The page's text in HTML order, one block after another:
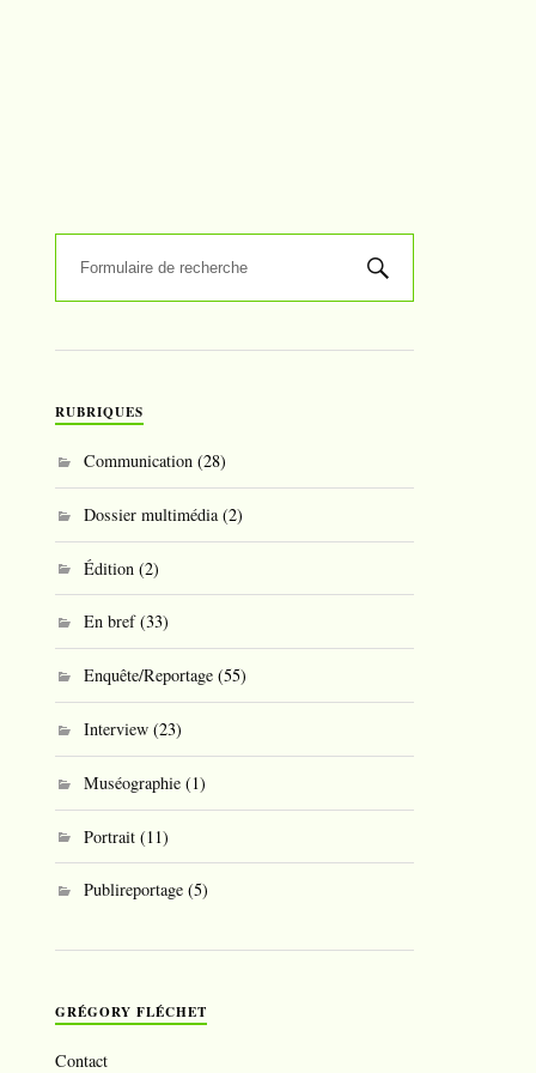
RUBRIQUES
Communication (28)
Dossier multimédia (2)
Édition (2)
En bref(33)
Enquête/Reportage (55)
Interview (23)
Muséographie (1)
Portrait (11)
Publireportage (5)
GRÉGORY FLÉCHET
Contact